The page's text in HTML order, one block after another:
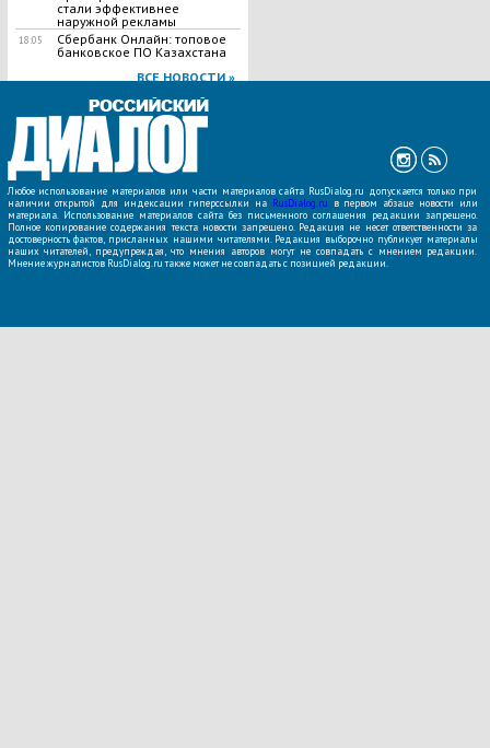
стали эффективнее
наружной рекламы
18:05
Сбербанк Онлайн: топовое
банковское ПО Казахстана
ВСЕ НОВОСТИ »
Любое использование материалов или части материалов сайта RusDialog.ru допускается только при
наличии открытой для индексации гиперссылки на RusDialog.ru в первом абзаце новости или
материала. Использование материалов сайта без письменного соглашения редакции запрещено.
Полное копирование содержания текста новости запрещено. Редакция не несет ответственности за
достоверность фактов, присланных нашими читателями. Редакция выборочно публикует материалы
наших читателей, предупреждая, что мнения авторов могут не совпадать с мнением редакции.
Мнение журналистов RusDialog.ru также может не совпадать с позицией редакции.